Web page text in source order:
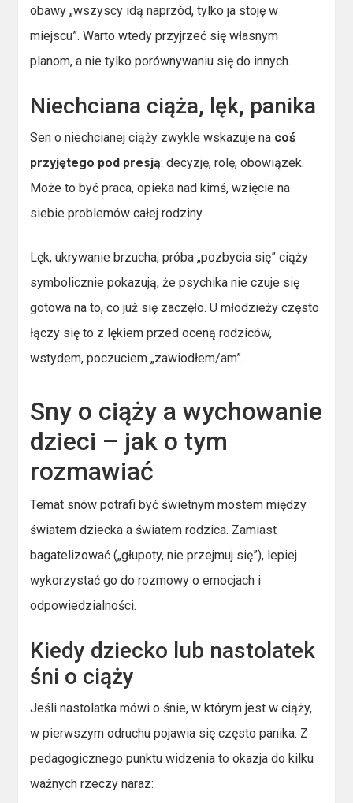
obawy „wszyscy idą naprzód, tylko ja stoję w
miejscu”. Warto wtedy przyjrzeć się własnym
planom, a nie tylko porównywaniu się do innych.
Niechciana ciąża, lęk, panika
Sen o niechcianej ciąży zwykle wskazuje na coś
przyjętego pod presją: decyzję, rolę, obowiązek.
Może to być praca, opieka nad kimś, wzięcie na
siebie problemów całej rodziny.
Lęk, ukrywanie brzucha, próba „pozbycia się” ciąży
symbolicznie pokazują, że psychika nie czuje się
gotowa na to, co już się zaczęło. U młodzieży często
łączy się to z lękiem przed oceną rodziców,
wstydem, poczuciem „zawiodłem/am”.
Sny o ciąży a wychowanie
dzieci – jak o tym
rozmawiać
Temat snów potrafi być świetnym mostem między
światem dziecka a światem rodzica. Zamiast
bagatelizować („głupoty, nie przejmuj się”), lepiej
wykorzystać go do rozmowy o emocjach i
odpowiedzialności.
Kiedy dziecko lub nastolatek
śni o ciąży
Jeśli nastolatka mówi o śnie, w którym jest w ciąży,
w pierwszym odruchu pojawia się często panika. Z
pedagogicznego punktu widzenia to okazja do kilku
ważnych rzeczy naraz: